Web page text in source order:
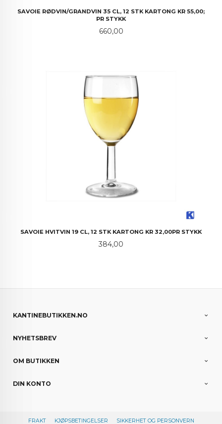
SAVOIE RØDVIN/GRANDVIN 35 CL, 12 STK KARTONG KR 55,00;
PR STYKK
Pris
660,00
SAVOIE HVITVIN 19 CL, 12 STK KARTONG KR 32,00PR STYKK
Pris
384,00
KANTINEBUTIKKEN.NO
NYHETSBREV
OM BUTIKKEN
DIN KONTO
FRAKT KJØPSBETINGELSER SIKKERHET OG PERSONVERN